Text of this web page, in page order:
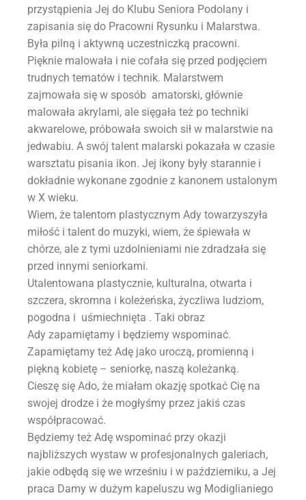
przystąpienia Jej do Klubu Seniora Podolany i
zapisania się do Pracowni Rysunku i Malarstwa.
Była pilną i aktywną uczestniczką pracowni.
Pięknie malowała i nie cofała się przed podjęciem
trudnych tematów i technik. Malarstwem
zajmowała się w sposób amatorski, głównie
malowała akrylami, ale sięgała też po techniki
akwarelowe, próbowała swoich sił w malarstwie na
jedwabiu. A swój talent malarski pokazała w czasie
warsztatu pisania ikon. Jej ikony były starannie i
dokładnie wykonane zgodnie z kanonem ustalonym
w X wieku.
Wiem, że talentom plastycznym Ady towarzyszyła
miłość i talent do muzyki, wiem, że śpiewała w
chórze, ale z tymi uzdolnieniami nie zdradzała się
przed innymi seniorkami.
Utalentowana plastycznie, kulturalna, otwarta i
szczera, skromna i koleżeńska, życzliwa ludziom,
pogodna i uśmiechnięta . Taki obraz
Ady zapamiętamy i będziemy wspominać.
Zapamiętamy też Adę jako uroczą, promienną i
piękną kobietę – seniorkę, naszą koleżanką.
Cieszę się Ado, że miałam okazję spotkać Cię na
swojej drodze i że mogłyśmy przez jakiś czas
współpracować.
Będziemy też Adę wspominać przy okazji
najbliższych wystaw w profesjonalnych galeriach,
jakie odbędą się we wrześniu i w październiku, a Jej
praca Damy w dużym kapeluszu wg Modiglianiego